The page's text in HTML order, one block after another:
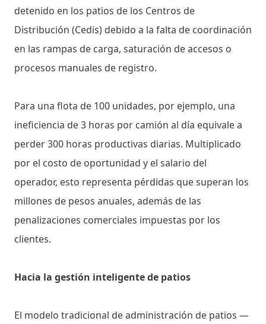
detenido en los patios de los Centros de
Distribución (Cedis) debido a la falta de coordinación
en las rampas de carga, saturación de accesos o
procesos manuales de registro.
Para una flota de 100 unidades, por ejemplo, una
ineficiencia de 3 horas por camión al día equivale a
perder 300 horas productivas diarias. Multiplicado
por el costo de oportunidad y el salario del
operador, esto representa pérdidas que superan los
millones de pesos anuales, además de las
penalizaciones comerciales impuestas por los
clientes.
Hacia la gestión inteligente de patios
El modelo tradicional de administración de patios —